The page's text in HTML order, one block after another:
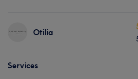
Otilia
Services